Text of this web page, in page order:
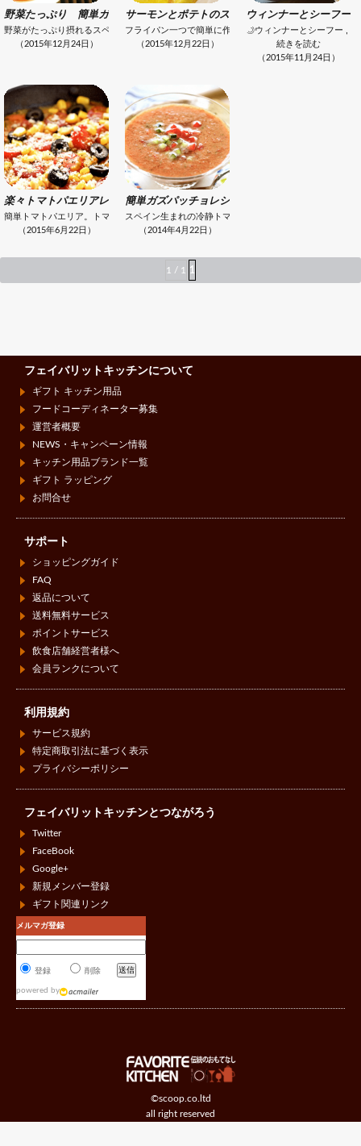
野菜たっぷり 簡単ガスパチョスープのレシピ
野菜がたっぷり摂れるスペイン料理のガスパチョ。材料を切って攪拌するだけでおしゃ
（2015年12月24日）
サーモンとポテトのスパニッシュオムレツのレシ
フライパン一つで簡単に作れます。スライスしたサーモ
（2015年12月22日）
ウィンナーとシーフー
◎ウィンナーとシーフード
続きを読む
（2015年11月24日）
楽々トマトパエリアレシピ
簡単トマトパエリア。トマトの旨みがしみ込むから、風味付けのサフランは不要。赤、
（2015年6月22日）
簡単ガズパッチョレシピ
スペイン生まれの冷静トマトスープ。パンの代わりに豆乳
（2014年4月22日）
1 / 1 1
©scoop.co.ltd
all right reserved
フェイバリットキッチンについて
ギフト キッチン用品
フードコーディネーター募集
運営者概要
NEWS・キャンペーン情報
キッチン用品ブランド一覧
ギフト ラッピング
お問合せ
サポート
ショッピングガイド
FAQ
返品について
送料無料サービス
ポイントサービス
飲食店舗経営者様へ
会員ランクについて
利用規約
サービス規約
特定商取引法に基づく表示
プライバシーポリシー
フェイバリットキッチンとつながろう
Twitter
FaceBook
Google+
新規メンバー登録
ギフト関連リンク
メルマガ登録
登録 削除
powered by